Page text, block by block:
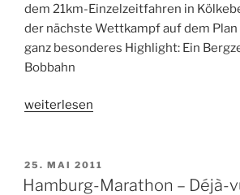
dem 21km-Einzelzeitfahren in
der nächste Wettkampf auf dem Plan
ganz besonderes Highlight: Ein
Bobbahn
„Tunnelblick:
anders
in
weiterlesen
VERÖFFENTLICHT
AM
25. MAI 2011
Hamburg-Marathon – Déjà-